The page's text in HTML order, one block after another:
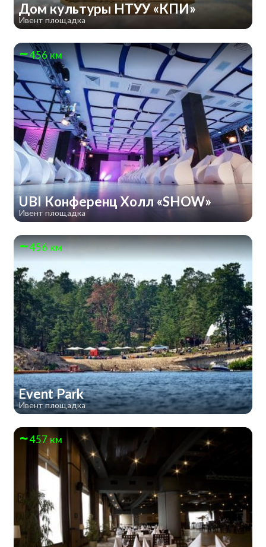
Дом культуры НТУУ «КПИ»
Ивент площадка
456 км
UBI Конференц Холл «SHOW»
Ивент площадка
456 км
Event Park
Ивент площадка
457 км